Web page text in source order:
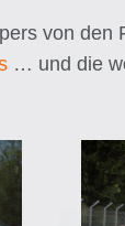
von den
… und die